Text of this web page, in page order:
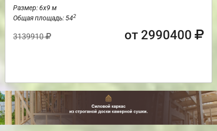
Размер: 6х9 м
Общая площадь: 542
3139910 от 2990400